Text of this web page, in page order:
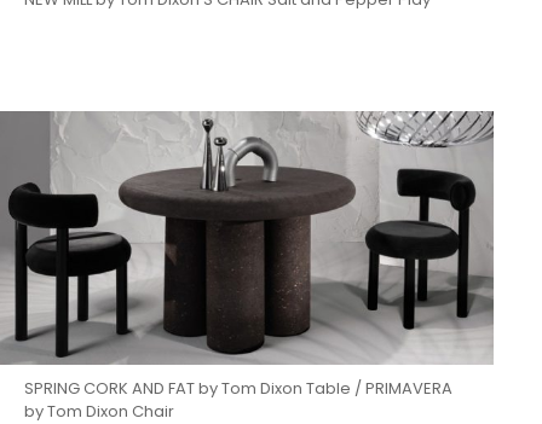
SPRING CORK AND FAT by Tom Dixon Table / PRIMAVERA
by Tom Dixon Chair